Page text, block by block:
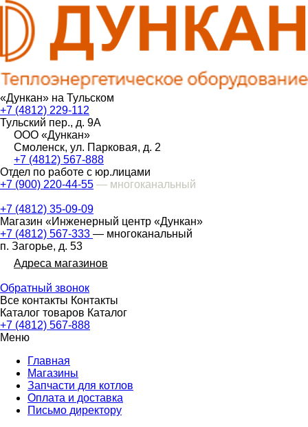
«Дункан» на Тульском
+7 (4812) 229-112
Тульский пер., д. 9А
ООО «Дункан»
Смоленск, ул. Парковая, д. 2
+7 (4812) 567-888
Отдел по работе с юр.лицами
+7 (900) 220-44-55 — многоканальный
+7 (4812) 35-09-09
Магазин «Инженерный центр «Дункан»
+7 (4812) 567-333 — многоканальный
п. Загорье, д. 53
Адреса магазинов
Обратный звонок
Все контакты Контакты
Каталог товаров Каталог
+7 (4812) 567-888
Меню
Главная
Магазины
Запчасти для котлов
Оплата и доставка
Письмо директору